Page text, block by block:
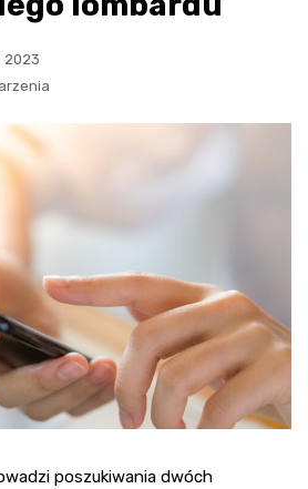
2023
poszukiwania dwóch